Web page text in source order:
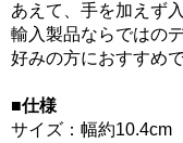
あえて、手を加えず
輸入製品ならではの
好みの方におすすめで
■仕様
サイズ：幅約